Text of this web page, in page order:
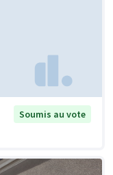
Soumis au vote